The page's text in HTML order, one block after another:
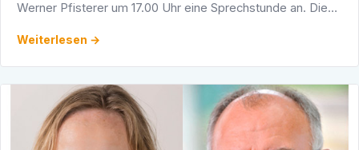
Werner Pfisterer um 17.00 Uhr eine Sprechstunde an. Diese
Weiterlesen →